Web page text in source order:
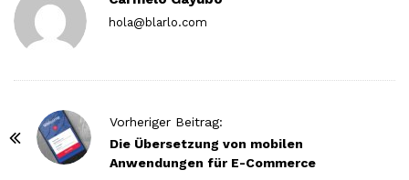
hola@blarlo.com
Vorheriger Beitrag:
Die Übersetzung von mobilen
Anwendungen für E-Commerce